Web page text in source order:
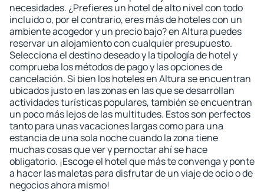
necesidades. ¿Prefieres un hotel de alto nivel con todo
incluido o, por el contrario, eres más de hoteles con un
ambiente acogedor y un precio bajo? en Altura puedes
reservar un alojamiento con cualquier presupuesto.
Selecciona el destino deseado y la tipología de hotel y
comprueba los métodos de pago y las opciones de
cancelación. Si bien los hoteles en Altura se encuentran
ubicados justo en las zonas en las que se desarrollan
actividades turísticas populares, también se encuentran
un poco más lejos de las multitudes. Estos son perfectos
tanto para unas vacaciones largas como para una
estancia de una sola noche cuando la zona tiene
muchas cosas que ver y pernoctar ahí se hace
obligatorio. ¡Escoge el hotel que más te convenga y ponte
a hacer las maletas para disfrutar de un viaje de ocio o de
negocios ahora mismo!